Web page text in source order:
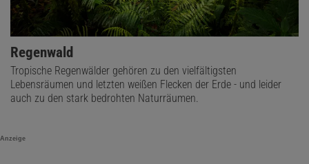
Regenwald
Tropische Regenwälder gehören zu den vielfältigsten
Lebensräumen und letzten weißen Flecken der Erde - und leider
auch zu den stark bedrohten Naturräumen.
Anzeige